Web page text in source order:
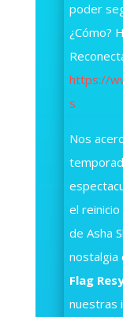
poder
¿Cómo?
https://
s
Nos
el
de Asha
nostalgia
Flag
nuestras